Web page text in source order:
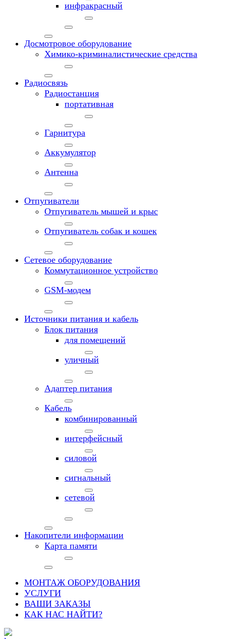
инфракрасный
Досмотровое оборудование
Химико-криминалистические средства
Радиосвязь
Радиостанция
портативная
Гарнитура
Аккумулятор
Антенна
Отпугиватели
Отпугиватель мышей и крыс
Отпугиватель собак и кошек
Сетевое оборудование
Коммутационное устройство
GSM-модем
Источники питания и кабель
Блок питания
для помещений
уличный
Адаптер питания
Кабель
комбинированный
интерфейсный
силовой
сигнальный
сетевой
Накопители информации
Карта памяти
МОНТАЖ ОБОРУДОВАНИЯ
УСЛУГИ
ВАШИ ЗАКАЗЫ
КАК НАС НАЙТИ?